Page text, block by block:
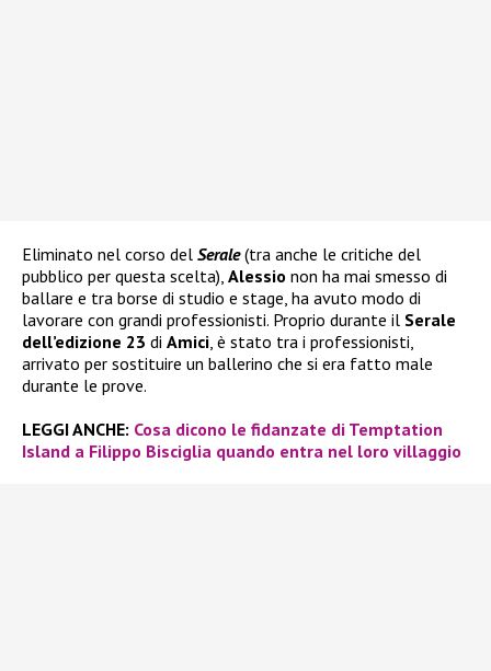
Eliminato nel corso del Serale(tra anche le critiche del
pubblico per questa scelta), Alessio non ha mai smesso di
ballare e tra borse di studio e stage, ha avuto modo di
lavorare con grandi professionisti. Proprio durante il Serale
dell’edizione 23 di Amici , è stato tra i professionisti,
arrivato per sostituire un ballerino che si era fatto male
durante le prove.
LEGGI ANCHE: Cosa dicono le fidanzate di Temptation
Island a Filippo Bisciglia quando entra nel loro villaggio